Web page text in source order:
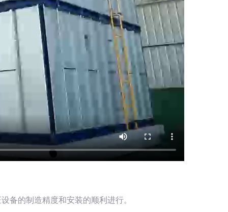
备的制造精度和安装的顺利进行。